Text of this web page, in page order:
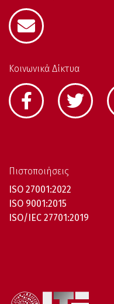
Κοινωνικά Δίκτυα
Πιστοποιήσεις
ISO 27001:2022
ISO 9001:2015
ISO/IEC 27701:2019